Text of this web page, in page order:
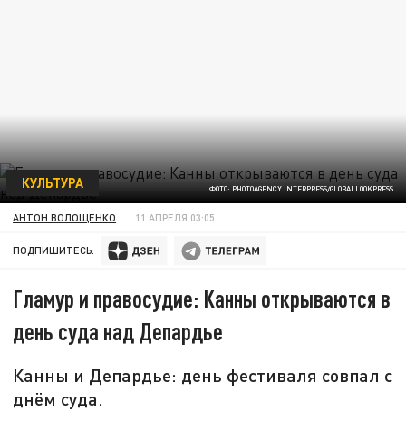
ФОТО: PHOTOAGENCY INTERPRESS/GLOBALLOOKPRESS
КУЛЬТУРА
АНТОН ВОЛОЩЕНКО 11 АПРЕЛЯ 03:05
ПОДПИШИТЕСЬ:
Гламур и правосудие: Канны открываются в
день суда над Депардье
Канны и Депардье: день фестиваля совпал с
днём суда.